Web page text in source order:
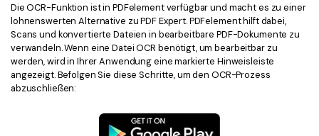
Die OCR-Funktion ist in PDFelement verfügbar und macht es zu einer
lohnenswerten Alternative zu PDF Expert. PDFelement hilft dabei,
Scans und konvertierte Dateien in bearbeitbare PDF-Dokumente zu
verwandeln. Wenn eine Datei OCR benötigt, um bearbeitbar zu
werden, wird in Ihrer Anwendung eine markierte Hinweisleiste
angezeigt. Befolgen Sie diese Schritte, um den OCR-Prozess
abzuschließen: